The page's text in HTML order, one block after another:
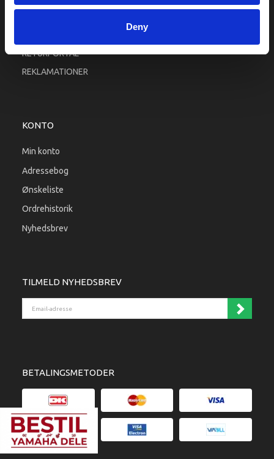
Deny
RETURPORTAL
REKLAMATIONER
KONTO
Min konto
Adressebog
Ønskeliste
Ordrehistorik
Nyhedsbrev
TILMELD NYHEDSBREV
BETALINGSMETODER